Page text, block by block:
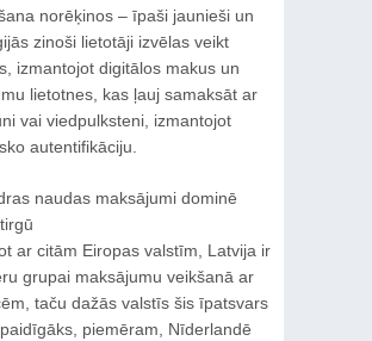
norēķinos – īpaši jaunieši un
zinoši lietotāji izvēlas veikt
izmantojot digitālos makus un
lietotnes, kas ļauj samaksāt ar
vai viedpulksteni, izmantojot
autentifikāciju.
naudas maksājumi dominē
ar citām Eiropas valstīm, Latvija ir
grupai maksājumu veikšanā ar
taču dažās valstīs šis īpatsvars
piemēram, Nīderlandē